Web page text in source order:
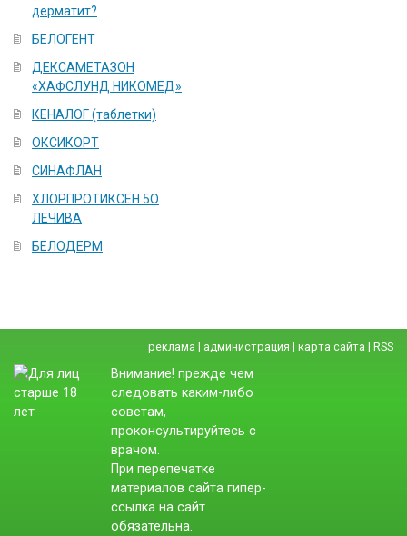
дерматит?
БЕЛОГЕНТ
ДЕКСАМЕТАЗОН
«ХАФСЛУНД НИКОМЕД»
КЕНАЛОГ (таблетки)
ОКСИКОРТ
СИНАФЛАН
ХЛОРПРОТИКСЕН 5О
ЛЕЧИВА
БЕЛОДЕРМ
реклама | администрация | карта сайта | RSS
Внимание! прежде чем
следовать каким-либо
советам,
проконсультируйтесь с
врачом.
При перепечатке
материалов сайта гипер-
ссылка на сайт
обязательна.